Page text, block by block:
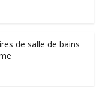
de salle de bains